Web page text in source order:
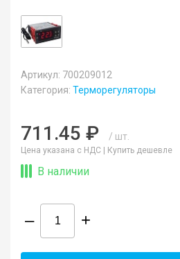
Артикул: 700209012
Категория: Терморегуляторы
711.45 ₽ / шт.
Цена указана с НДС | Купить дешевле
В наличии
– +